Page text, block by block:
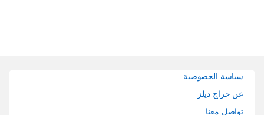
سياسة الخصوصية
عن حراج ديلز
تواصل معنا